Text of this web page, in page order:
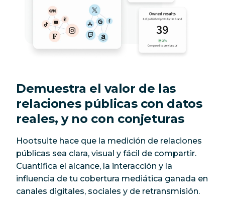
Demuestra el valor de las
relaciones públicas con datos
reales, y no con conjeturas
Hootsuite hace que la medición de relaciones
públicas sea clara, visual y fácil de compartir.
Cuantifica el alcance, la interacción y la
influencia de tu cobertura mediática ganada en
canales digitales, sociales y de retransmisión.